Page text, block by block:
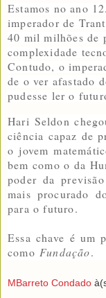
Estamos no ano
imperador de
40 mil milhões de
complexidade
Contudo, o
de o ver afastado
pudesse ler o
Hari Seldon
ciência capaz de
o jovem
bem como o da
poder da
mais procurado
para o futuro.
Essa chave é um
como Fundação.
MBarreto Condado